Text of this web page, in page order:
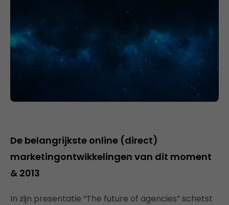
De belangrijkste online (direct)
marketingontwikkelingen van dit moment
& 2013
In zijn presentatie “The future of agencies” schetst